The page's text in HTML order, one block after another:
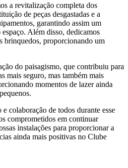
a revitalização completa dos
de peças desgastadas e a
garantindo assim um
Além disso, dedicamos
brinquedos, proporcionando um
do paisagismo, que contribuiu para
mais seguro, mas também mais
momentos de lazer ainda
colaboração de todos durante esse
comprometidos em continuar
instalações para proporcionar a
ainda mais positivas no Clube